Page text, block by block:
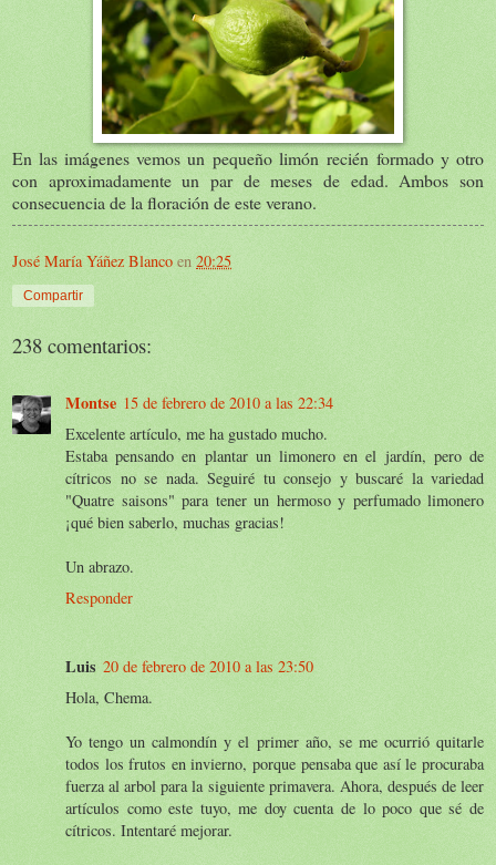
En las imágenes vemos un pequeño limón recién formado y otro
con aproximadamente un par de meses de edad. Ambos son
consecuencia de la floración de este verano.
José María Yáñez Blanco en 20:25
Compartir
238 comentarios:
Montse 15 de febrero de 2010 a las 22:34
Excelente artículo, me ha gustado mucho.
Estaba pensando en plantar un limonero en el jardín, pero de
cítricos no se nada. Seguiré tu consejo y buscaré la variedad
"Quatre saisons" para tener un hermoso y perfumado limonero
¡qué bien saberlo, muchas gracias!
Un abrazo.
Responder
Luis 20 de febrero de 2010 a las 23:50
Hola, Chema.
Yo tengo un calmondín y el primer año, se me ocurrió quitarle
todos los frutos en invierno, porque pensaba que así le procuraba
fuerza al arbol para la siguiente primavera. Ahora, después de leer
artículos como este tuyo, me doy cuenta de lo poco que sé de
cítricos. Intentaré mejorar.